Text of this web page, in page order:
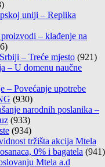
uniji – Replika
– klađenje na
– Treće mjesto (921)
– U domenu naučne
– Povećanje upotrebe
(930)
narodnih poslanika –
(933)
(934)
tržišta akcija Mtela
0% i bagatela (941)
Mtela a.d